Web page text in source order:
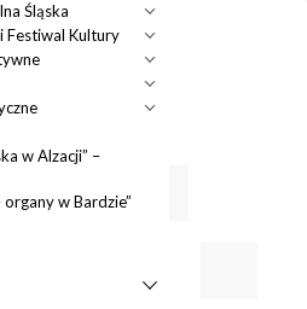
Śląska
Festiwal Kultury
w Alzacji” –
w Bardzie”